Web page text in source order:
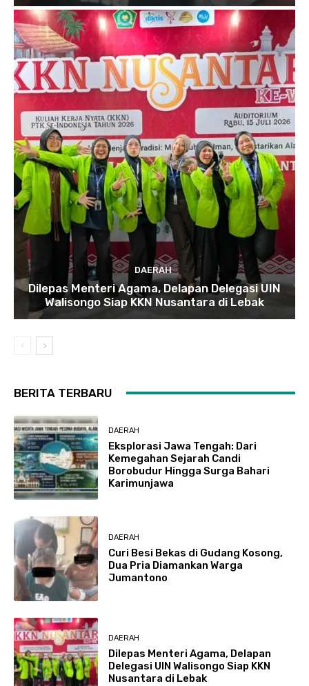
DAERAH
Dilepas Menteri Agama, Delapan Delegasi UIN
Walisongo Siap KKN Nusantara di Lebak
BERITA TERBARU
DAERAH
Eksplorasi Jawa Tengah: Dari
Kemegahan Sejarah Candi
Borobudur Hingga Surga Bahari
Karimunjawa
DAERAH
Curi Besi Bekas di Gudang Kosong,
Dua Pria Diamankan Warga
Jumantono
DAERAH
Dilepas Menteri Agama, Delapan
Delegasi UIN Walisongo Siap KKN
Nusantara di Lebak